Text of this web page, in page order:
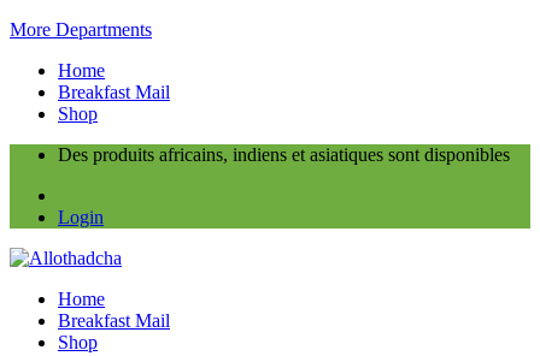
More Departments
Home
Breakfast Mail
Shop
Des produits africains, indiens et asiatiques sont disponibles
Login
Home
Breakfast Mail
Shop